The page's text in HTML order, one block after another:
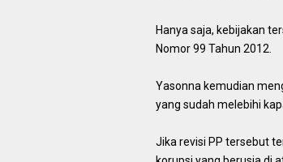
Hanya saja, kebijakan
Nomor 99 Tahun 2012.
Yasonna kemudian
yang sudah melebihi
Jika revisi PP tersebut